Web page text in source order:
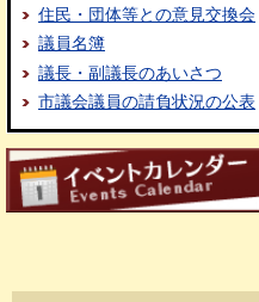
住民・団体等との意見交換会
議員名簿
議長・副議長のあいさつ
市議会議員の請負状況の公表